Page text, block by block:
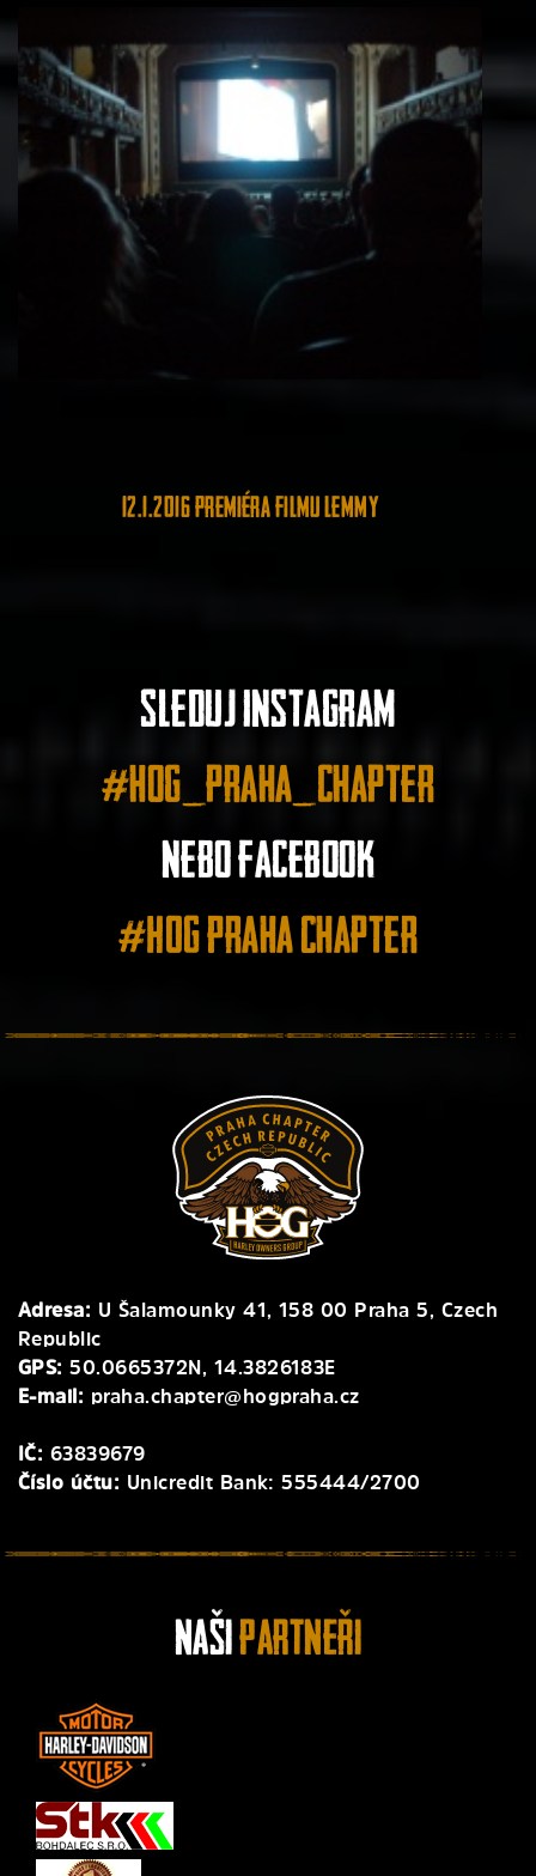
12.1.2016 premiéra filmu LEMMY
Sleduj instagram
#hog_praha_chapter
nebo facebook
#HOG Praha Chapter
Adresa: U Šalamounky 41, 158 00 Praha 5, Czech
Republic
GPS: 50.0665372N, 14.3826183E
E-mail: praha.chapter@hogpraha.cz
IČ: 63839679
Číslo účtu: Unicredit Bank: 555444/2700
NašiPartneři